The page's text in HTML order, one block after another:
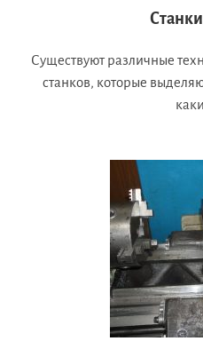
Существуют различные
станков, которые